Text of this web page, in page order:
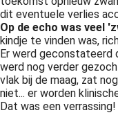
dit eventuele verlies
Op de echo was veel
kindje te vinden was,
Er werd geconstateerd
werd nog verder
vlak bij de maag, zat
niet... er worden
Dat was een verrassing!